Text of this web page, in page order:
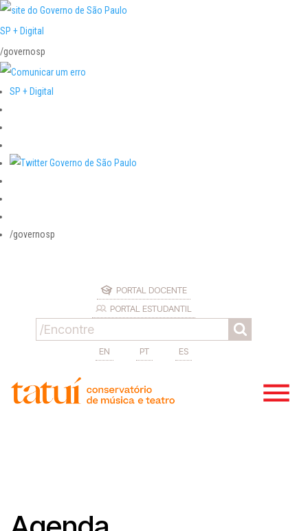
SP + Digital
/governosp
SP + Digital
/governosp
PORTAL DOCENTE
PORTAL ESTUDANTIL
EN PT ES